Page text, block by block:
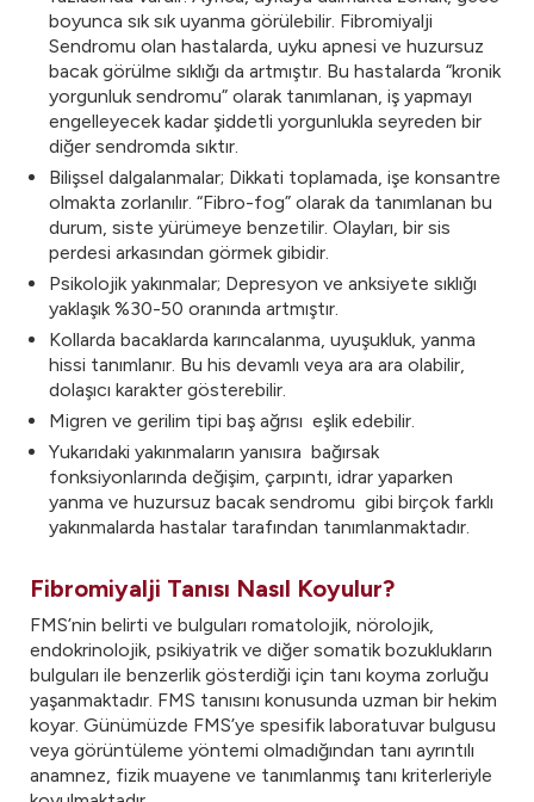
boyunca sık sık uyanma görülebilir. Fibromiyalji
Sendromu olan hastalarda, uyku apnesi ve huzursuz
bacak görülme sıklığı da artmıştır. Bu hastalarda “kronik
yorgunluk sendromu” olarak tanımlanan, iş yapmayı
engelleyecek kadar şiddetli yorgunlukla seyreden bir
diğer sendromda sıktır.
Bilişsel dalgalanmalar; Dikkati toplamada, işe konsantre
olmakta zorlanılır. “Fibro-fog” olarak da tanımlanan bu
durum, siste yürümeye benzetilir. Olayları, bir sis
perdesi arkasından görmek gibidir.
Psikolojik yakınmalar; Depresyon ve anksiyete sıklığı
yaklaşık %30-50 oranında artmıştır.
Kollarda bacaklarda karıncalanma, uyuşukluk, yanma
hissi tanımlanır. Bu his devamlı veya ara ara olabilir,
dolaşıcı karakter gösterebilir.
Migren ve gerilim tipi baş ağrısı eşlik edebilir.
Yukarıdaki yakınmaların yanısıra bağırsak
fonksiyonlarında değişim, çarpıntı, idrar yaparken
yanma ve huzursuz bacak sendromu gibi birçok farklı
yakınmalarda hastalar tarafından tanımlanmaktadır.
Fibromiyalji Tanısı Nasıl Koyulur?
FMS’nin belirti ve bulguları romatolojik, nörolojik,
endokrinolojik, psikiyatrik ve diğer somatik bozuklukların
bulguları ile benzerlik gösterdiği için tanı koyma zorluğu
yaşanmaktadır. FMS tanısını konusunda uzman bir hekim
koyar. Günümüzde FMS’ye spesifik laboratuvar bulgusu
veya görüntüleme yöntemi olmadığından tanı ayrıntılı
anamnez, fizik muayene ve tanımlanmış tanı kriterleriyle